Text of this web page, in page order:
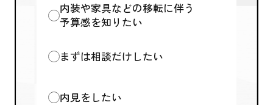
内装や家具などの移転に伴う
予算感を知りたい
まずは相談だけしたい
内見をしたい